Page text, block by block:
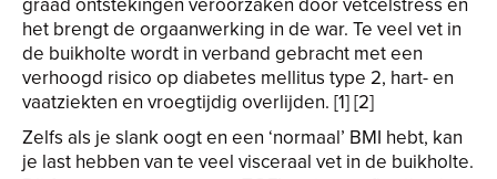
het brengt de orgaanwerking in de war. Te veel vet in
de buikholte wordt in verband gebracht met een
verhoogd risico op diabetes mellitus type 2, hart- en
vaatziekten en vroegtijdig overlijden. [1] [2]
Zelfs als je slank oogt en een ‘normaal’ BMI hebt, kan
je last hebben van te veel visceraal vet in de buikholte.